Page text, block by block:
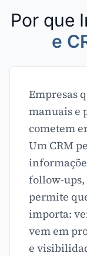
Por que
e
Empresas
manuais e
cometem
Um CRM
follow-ups,
permite
importa:
vem em
e